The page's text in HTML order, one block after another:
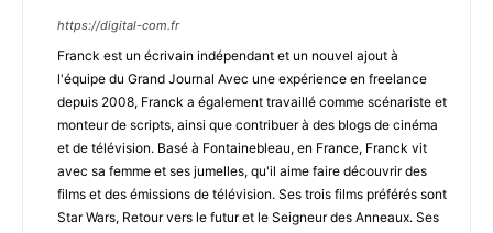
https://digital-com.fr
Franck est un écrivain indépendant et un nouvel ajout à
l'équipe du Grand Journal Avec une expérience en freelance
depuis 2008, Franck a également travaillé comme scénariste et
monteur de scripts, ainsi que contribuer à des blogs de cinéma
et de télévision. Basé à Fontainebleau, en France, Franck vit
avec sa femme et ses jumelles, qu'il aime faire découvrir des
films et des émissions de télévision. Ses trois films préférés sont
Star Wars, Retour vers le futur et le Seigneur des Anneaux. Ses